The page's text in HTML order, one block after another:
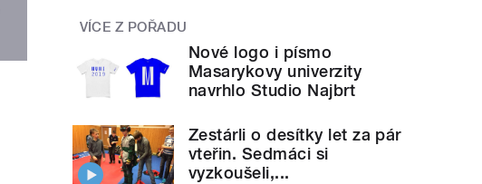
VÍCE Z POŘADU
Nové logo i písmo
Masarykovy univerzity
navrhlo Studio Najbrt
Zestárli o desítky let za pár
vteřin. Sedmáci si
vyzkoušeli,...